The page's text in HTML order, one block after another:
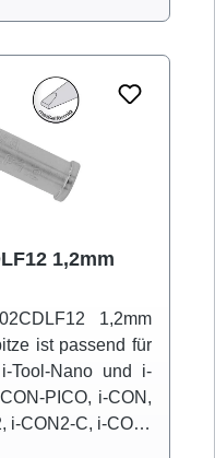
1,2mm
1,2mm
ist passend für
Tool-Nano und i-
PICO, i-CON,
i-CON2-C, i-CON-